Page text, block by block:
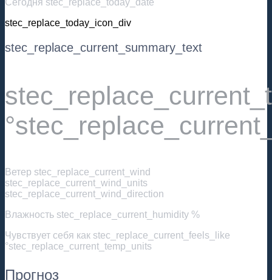
Сегодня stec_replace_today_date
stec_replace_today_icon_div
stec_replace_current_summary_text
Ветер stec_replace_current_wind
stec_replace_current_wind_units
stec_replace_current_wind_direction
Влажность stec_replace_current_humidity %
Чувствует себя как stec_replace_current_feels_like
°stec_replace_current_temp_units
Прогноз